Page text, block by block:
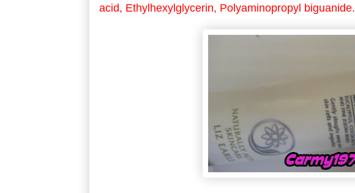
acid, Ethylhexylglycerin, Polyaminopropyl biguanide.